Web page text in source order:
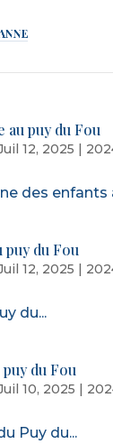
au puy du Fou
12, 2025 |
des enfants
puy du Fou
12, 2025 |
du...
du Fou
10, 2025 |
Puy du...